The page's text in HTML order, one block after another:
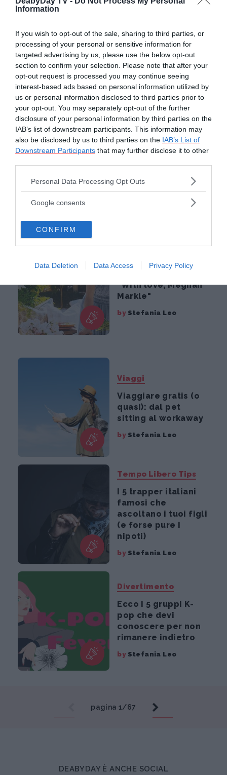
Information
If you wish to opt-out of the sale, sharing to third parties, or
processing of your personal or sensitive information for
targeted advertising by us, please use the below opt-out
section to confirm your selection. Please note that after your
opt-out request is processed you may continue seeing
interest-based ads based on personal information utilized by
us or personal information disclosed to third parties prior to
your opt-out. You may separately opt-out of the further
disclosure of your personal information by third parties on the
IAB’s list of downstream participants. This information may
also be disclosed by us to third parties on the IAB’s List of
Downstream Participants that may further disclose it to other
Please note that this website/app uses one or more Google
not limited to your visit or usage behaviour. You may click to
use your data for below specified purposes in below Google
consent section.
Personal Data Processing Opt Outs
Google consents
CONFIRM
Data Deletion Data Access Privacy Policy
Divertimento
Tormentoni estivi:
le hit dal 1960 al
2025
byStefania Leo
Tempo Libero Tips
disgrazia
"With love, Meghan
Markle"
by Stefania Leo
Viaggi
Viaggiare gratis (o
quasi): dal pet
sitting al workaway
by Stefania Leo
Tempo Libero Tips
I 5 trapper italiani
famosi che
ascoltano i tuoi figli
(e forse pure i
nipoti)
by Stefania Leo
Divertimento
Ecco i 5 gruppi K-
pop che devi
conoscere per non
rimanere indietro
by Stefania Leo
pagina 1/67
DEABYDAY È ANCHE SOCIAL